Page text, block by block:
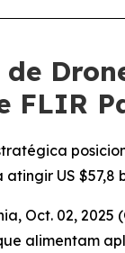
de
FLIR
US $57,8
Oct. 02, 2025
alimentam